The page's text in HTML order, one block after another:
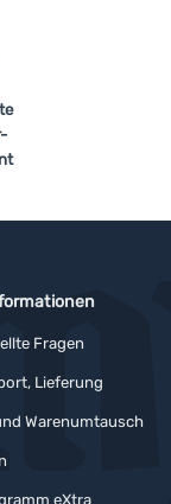
Fragen
Lieferung
Warenumtausch
eXtra